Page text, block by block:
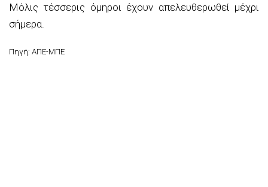
Μόλις τέσσερις όμηροι έχουν απελευθερωθεί μέχρι
σήμερα.
Πηγή: ΑΠΕ-ΜΠΕ